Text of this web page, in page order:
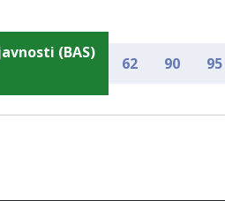
(BAS)
62 90 95